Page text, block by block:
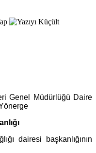
Genel Müdürlüğü Daire
dairesi başkanlığının